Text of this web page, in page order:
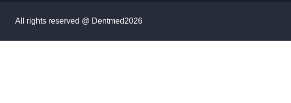
All rights reserved @ Dentmed2026